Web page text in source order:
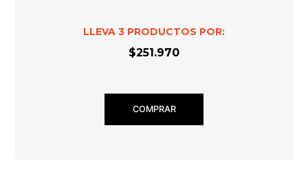
LLEVA 3 PRODUCTOS POR:
$251.970
COMPRAR